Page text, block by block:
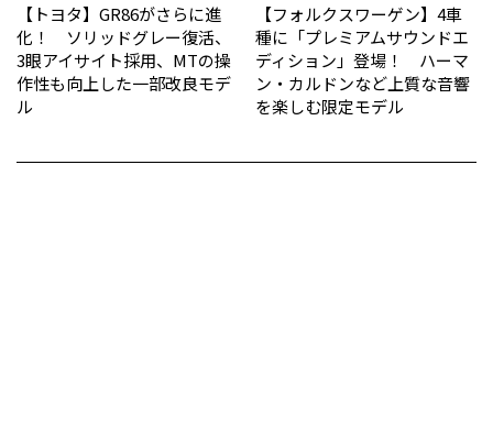
【トヨタ】GR86がさらに進
化！ ソリッドグレー復活、
3眼アイサイト採用、MTの操
作性も向上した一部改良モデ
ル
【フォルクスワーゲン】4車
種に「プレミアムサウンドエ
ディション」登場！ ハーマ
ン・カルドンなど上質な音響
を楽しむ限定モデル